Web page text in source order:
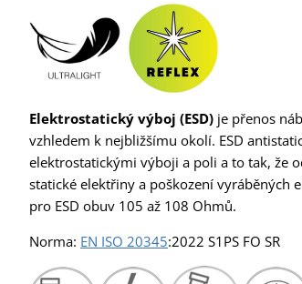
Elektrostatický výboj (ESD) je přenos
vzhledem k nejbližšímu okolí. ESD
elektrostatickými výboji a poli a to tak, že
statické elektřiny a poškození vyráběných
pro ESD obuv 105 až 108 Ohmů.
Norma: EN ISO 20345:2022 S1PS FO SR